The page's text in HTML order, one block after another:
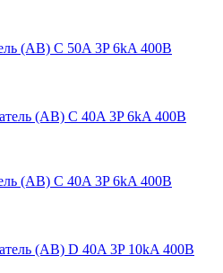
(АВ) C 50A 3P 6kA 400В
(АВ) C 40A 3P 6kA 400В